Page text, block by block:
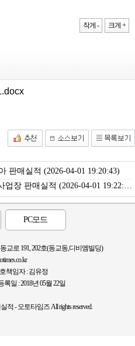
작게 - 크게 +
판매실적 (2026-04-01 19:20:43)
업장 판매실적 (2026-04-01 19:22:58)
PC모드
교로 191, 202호(동교동,디비엠빌딩)
책임자 : 김유정
일 : 2018년 05월 22일
적 - 오토타임즈 All rights reserved.